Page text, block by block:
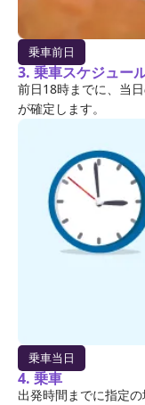
乗車前日
3. 乗車スケジュー
前日18時までに、当
が確定します。
乗車当日
4. 乗車
出発時間までに指定